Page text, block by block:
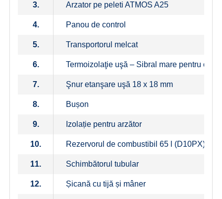
3. Arzator pe peleti ATMOS A25
4. Panou de control
5. Transportorul melcat
6. Termoizolaţie uşă – Sibral mare pentru
7. Şnur etanşare uşă 18 x 18 mm
8. Bușon
9. Izolație pentru arzător
10. Rezervorul de combustibil 65 l (D10PX) /
11. Schimbătorul tubular
12. Șicană cu tijă și mâner